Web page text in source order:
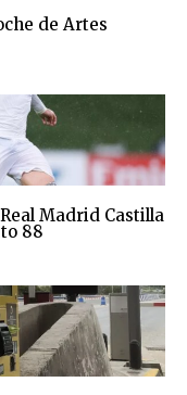
de Artes
Madrid Castilla
88